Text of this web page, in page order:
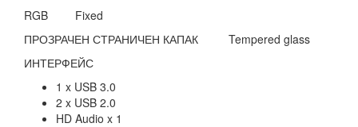
RGB
Fixed
ПРОЗРАЧЕН СТРАНИЧЕН КАПАК
Tempered glass
ИНТЕРФЕЙС
1 x USB 3.0
2 x USB 2.0
HD Audio x 1